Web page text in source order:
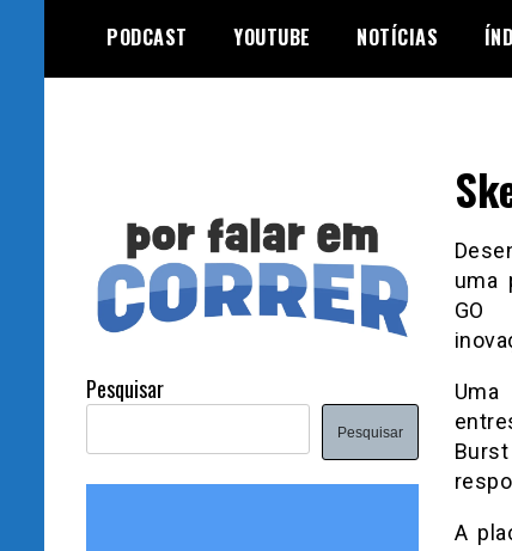
content
PODCAST YOUTUBE NOTÍCIAS
uma
A
Pesquisar
Pesquisar